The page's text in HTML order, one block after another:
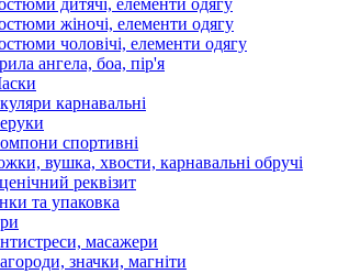
дитячі, елементи одягу
жіночі, елементи одягу
чоловічі, елементи одягу
ангела, боа, пір'я
карнавальні
спортивні
вушка, хвости, карнавальні обручі
реквізит
та упаковка
масажери
значки, магніти